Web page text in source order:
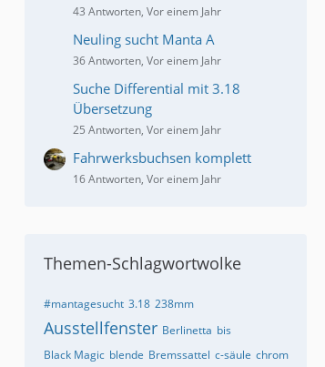
43 Antworten, Vor einem Jahr
Neuling sucht Manta A
36 Antworten, Vor einem Jahr
Suche Differential mit 3.18
Übersetzung
25 Antworten, Vor einem Jahr
Fahrwerksbuchsen komplett
16 Antworten, Vor einem Jahr
Themen-Schlagwortwolke
#mantagesucht 3.18 238mm
Ausstellfenster Berlinetta bis
Black Magic blende Bremssattel c-säule chrom